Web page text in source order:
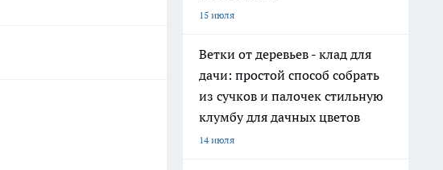
15 июля
Ветки от деревьев - клад для
дачи: простой способ собрать
из сучков и палочек стильную
клумбу для дачных цветов
14 июля